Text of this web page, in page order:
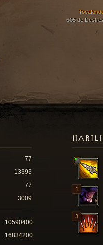
605 de
77
13393
77
3009
10590400
16834200